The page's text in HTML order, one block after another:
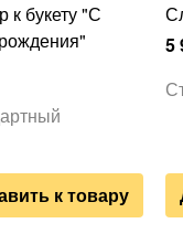
к товару
5